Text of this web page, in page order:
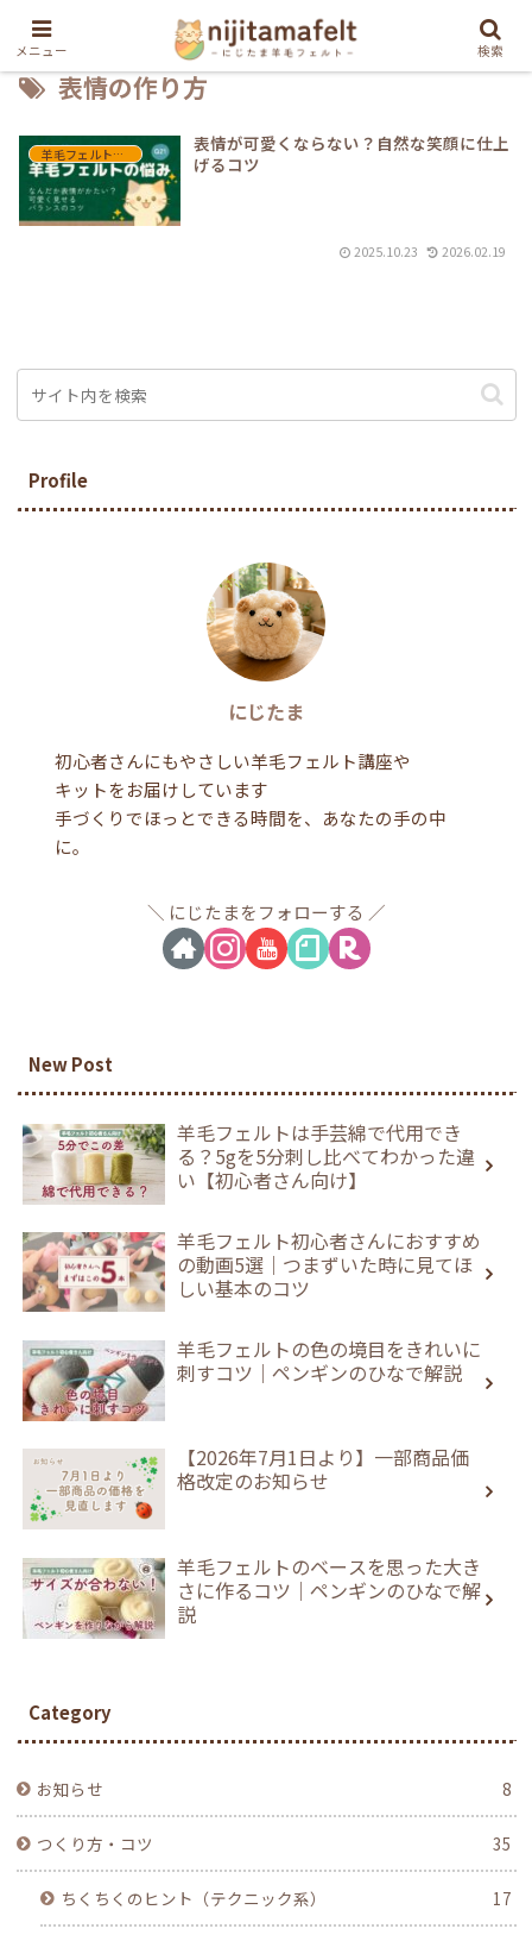
表情の作り方
羊毛フェルトQ&A
表情が可愛くならない？自然な笑顔に仕上
げるコツ
2025.10.23 2026.02.19
Profile
にじたま
初心者さんにもやさしい羊毛フェルト講座や
キットをお届けしています
手づくりでほっとできる時間を、あなたの手の中
に。
にじたまをフォローする
New Post
羊毛フェルトは手芸綿で代用でき
る？5gを5分刺し比べてわかった違
い【初心者さん向け】
羊毛フェルト初心者さんにおすすめ
の動画5選｜つまずいた時に見てほ
しい基本のコツ
羊毛フェルトの色の境目をきれいに
刺すコツ｜ペンギンのひなで解説
【2026年7月1日より】一部商品価
格改定のお知らせ
羊毛フェルトのベースを思った大き
さに作るコツ｜ペンギンのひなで解
説
Category
お知らせ 8
つくり方・コツ 35
ちくちくのヒント（テクニック系） 17
メニュー 検索